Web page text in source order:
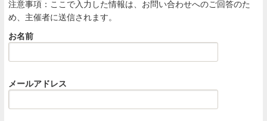
注意事項：ここで入力した情報は、お問い合わせへのご回答のた
め、主催者に送信されます。
お名前
メールアドレス